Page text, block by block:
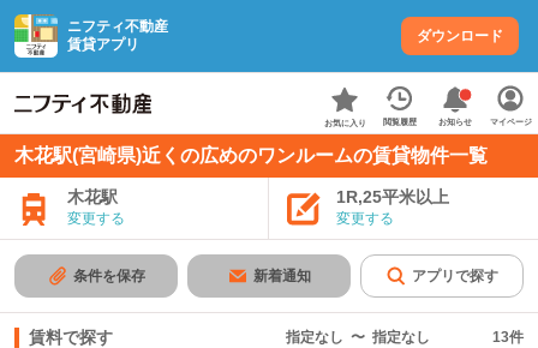
ニフティ不動産
賃貸アプリ
ダウンロード
お気に入り 閲覧履歴 お知らせ マイページ
木花駅(宮崎県)近くの広めのワンルームの賃貸物件一覧
木花駅
変更する
1R,25平米以上
変更する
条件を保存 新着通知 アプリで探す
賃料で探す 指定なし 〜 指定なし 13件